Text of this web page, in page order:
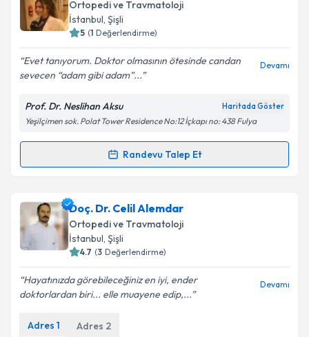
takvim hazırlandığında e-posta ile bilgilendireceğiz.
Kişisel verilerimin işlenmesine ilişkin
Aydınlatma
Metni'ni okudum ve kişisel verilerimin belirtilen
kapsamda işlenmesini kabul ediyorum.
Ortopedi ve Travmatoloji
İstanbul, Şişli
5 (1 Değerlendirme)
Evet tanıyorum. Doktor olmasının ötesinde candan
sevecen “adam gibi adam”...
Devamı
Prof. Dr. Neslihan Aksu Haritada Göster
Yeşilçimen sok. Polat Tower Residence No:12 İçkapı no: 438 Fulya
Randevu Talep Et
Randevu Takvimi Talebi
Prof. Dr. Neslihan Aksuiçin randevu takvimi talebi
oluşturun. Size bu uzmandan randevu almanız için bir
takvim hazırlandığında e-posta ile bilgilendireceğiz.
Kişisel verilerimin işlenmesine ilişkin
Doç. Dr. Celil Alemdar
Ortopedi ve Travmatoloji
İstanbul, Şişli
4.7 (3 Değerlendirme)
Hayatınızda görebileceğiniz en iyi, ender
doktorlardan biri... elle muayene edip,...
Devamı
Adres 1 Adres 2